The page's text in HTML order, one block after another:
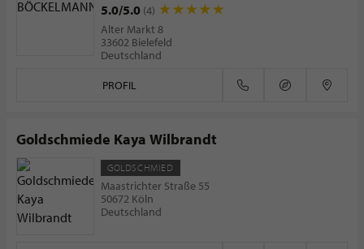
5.0/5.0 (4)
Alter Markt 8
33602 Bielefeld
Deutschland
PROFIL
Goldschmiede Kaya Wilbrandt
GOLDSCHMIED
Maastrichter Straße 55
50672 Köln
Deutschland